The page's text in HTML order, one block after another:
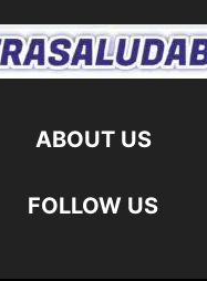
ABOUT US
FOLLOW US